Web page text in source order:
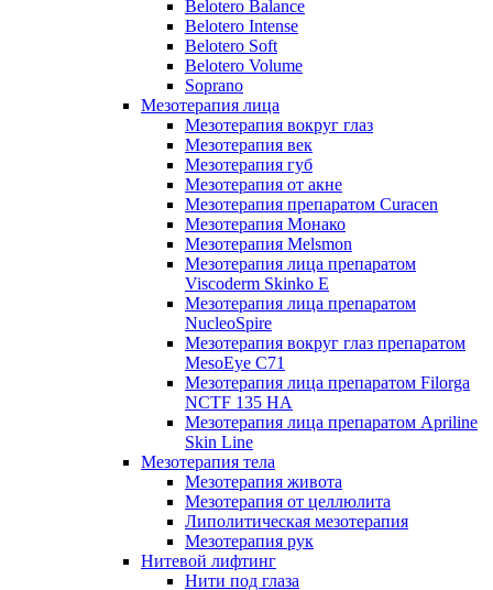
Belotero Balance
Belotero Intense
Belotero Soft
Belotero Volume
Soprano
Мезотерапия лица
Мезотерапия вокруг глаз
Мезотерапия век
Мезотерапия губ
Мезотерапия от акне
Мезотерапия препаратом Curacen
Мезотерапия Монако
Мезотерапия Melsmon
Мезотерапия лица препаратом
Viscoderm Skinko E
Мезотерапия лица препаратом
NucleoSpire
Мезотерапия вокруг глаз препаратом
MesoEye С71
Мезотерапия лица препаратом Filorga
NCTF 135 HA
Мезотерапия лица препаратом Apriline
Skin Line
Мезотерапия тела
Мезотерапия живота
Мезотерапия от целлюлита
Липолитическая мезотерапия
Мезотерапия рук
Нитевой лифтинг
Нити под глаза